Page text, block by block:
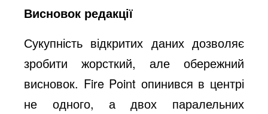
Висновок редакції
Сукупність відкритих даних дозволяє
зробити жорсткий, але обережний
висновок. Fire Point опинився в центрі
не одного, а двох паралельних